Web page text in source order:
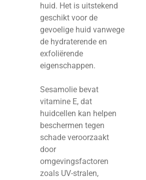
huid. Het is uitstekend
geschikt voor de
gevoelige huid vanwege
de hydraterende en
exfoliërende
eigenschappen.
Sesamolie bevat
vitamine E, dat
huidcellen kan helpen
beschermen tegen
schade veroorzaakt
door
omgevingsfactoren
zoals UV-stralen,